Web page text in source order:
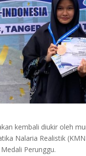
kembali diukir oleh
Nalaria Realistik
Perunggu.